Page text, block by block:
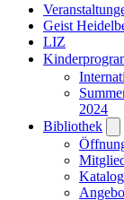
Geist
LIZ
2024
Bibliothek